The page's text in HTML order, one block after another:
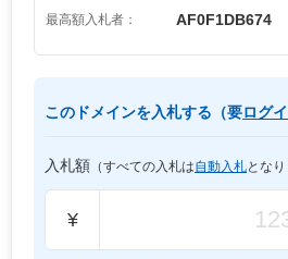
最高額入札者： AF0F1DB674
このドメインを入札する（要ログ
入札額 （すべての入札は自動入札となり
¥